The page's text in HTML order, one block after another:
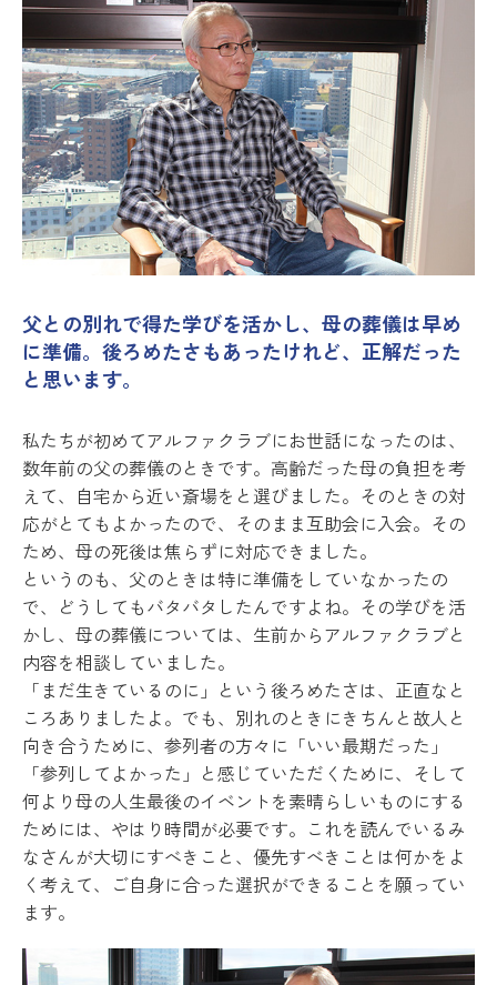
父との別れで得た学びを活かし、母の葬儀は早め
に準備。後ろめたさもあったけれど、正解だった
と思います。
私たちが初めてアルファクラブにお世話になったのは、
数年前の父の葬儀のときです。高齢だった母の負担を考
えて、自宅から近い斎場をと選びました。そのときの対
応がとてもよかったので、そのまま互助会に入会。その
ため、母の死後は焦らずに対応できました。
というのも、父のときは特に準備をしていなかったの
で、どうしてもバタバタしたんですよね。その学びを活
かし、母の葬儀については、生前からアルファクラブと
内容を相談していました。
「まだ生きているのに」という後ろめたさは、正直なと
ころありましたよ。でも、別れのときにきちんと故人と
向き合うために、参列者の方々に「いい最期だった」
「参列してよかった」と感じていただくために、そして
何より母の人生最後のイベントを素晴らしいものにする
ためには、やはり時間が必要です。これを読んでいるみ
なさんが大切にすべきこと、優先すべきことは何かをよ
く考えて、ご自身に合った選択ができることを願ってい
ます。